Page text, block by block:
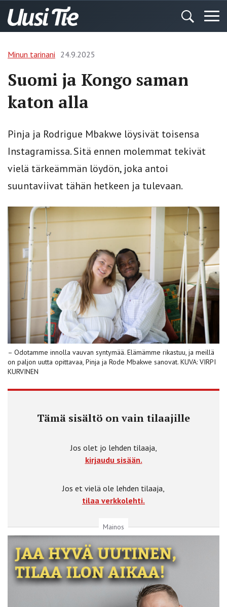
Minun tarinani 24.9.2025
Suomi ja Kongo saman
katon alla
Pinja ja Rodrigue Mbakwe löysivät toisensa
Instagramissa. Sitä ennen molemmat tekivät
vielä tärkeämmän löydön, joka antoi
suuntaviivat tähän hetkeen ja tulevaan.
– Odotamme innolla vauvan syntymää. Elämämme rikastuu, ja meillä
on paljon uutta opittavaa, Pinja ja Rode Mbakwe sanovat. KUVA: VIRPI
KURVINEN
Tämä sisältö on vain tilaajille
Jos olet jo lehden tilaaja,
kirjaudu sisään.
Jos et vielä ole lehden tilaaja,
tilaa verkkolehti.
Mainos